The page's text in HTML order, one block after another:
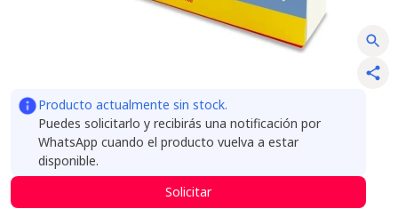
Producto actualmente sin stock.
Puedes solicitarlo y recibirás una notificación por
WhatsApp cuando el producto vuelva a estar
disponible.
Solicitar